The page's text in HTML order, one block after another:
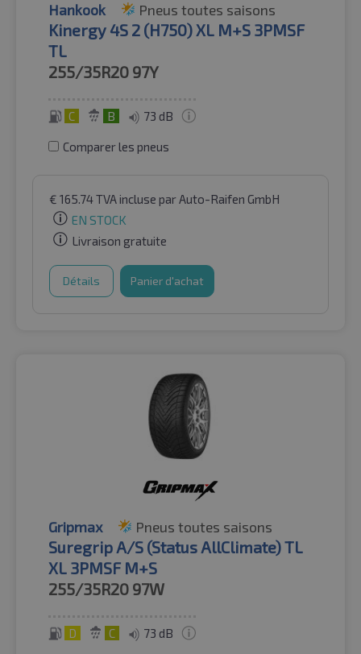
Hankook Pneus toutes saisons
Kinergy 4S 2 (H750) XL M+S 3PMSF
TL
255/35R20 97Y
C B 73 dB
Comparer les pneus
€ 165.74TVA incluse par Auto-Raifen GmbH
EN STOCK
Livraison gratuite
Détails Panier d'achat
Gripmax Pneus toutes saisons
Suregrip A/S (Status AllClimate) TL
XL 3PMSF M+S
255/35R20 97W
D C 73 dB